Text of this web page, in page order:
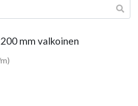
mm valkoinen